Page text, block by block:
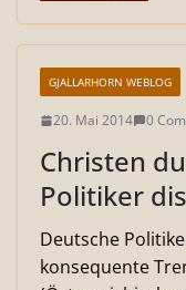
GJALLARHORN WEBLOG
20. Mai 2014 0
Christen
Politiker
Deutsche
konsequente